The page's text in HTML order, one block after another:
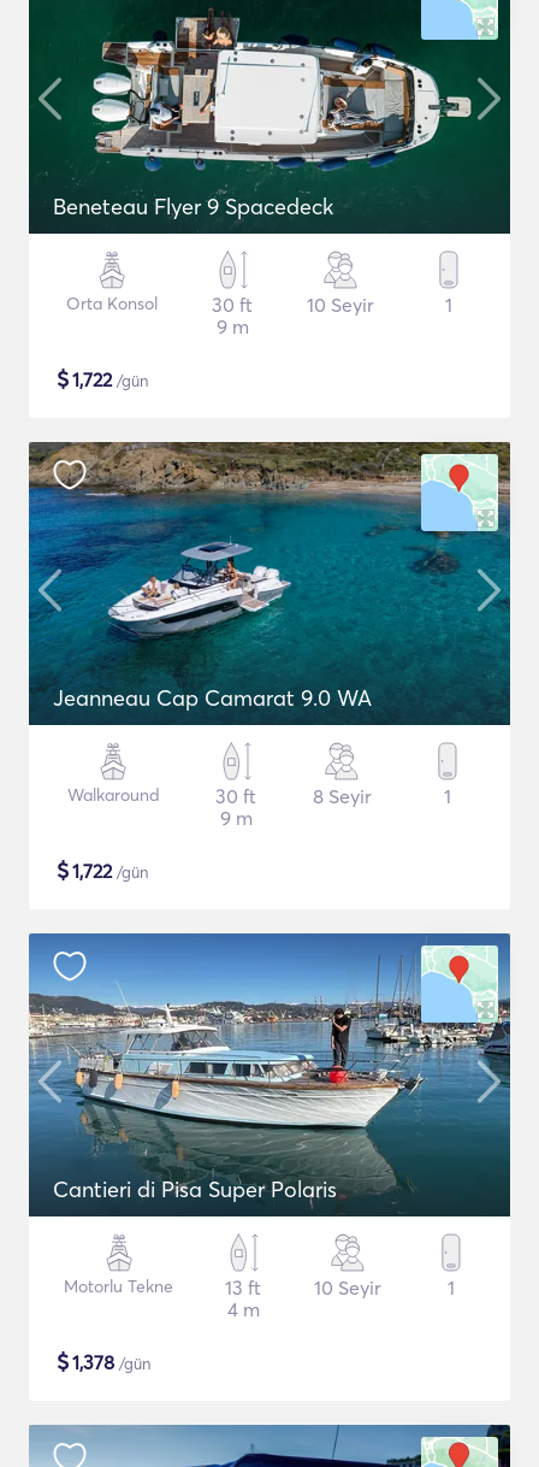
Beneteau Flyer 9 Spacedeck
Orta Konsol
30 ft
9 m
10 Seyir 1
$1,722/gün
Jeanneau Cap Camarat 9.0 WA
Walkaround
30 ft
9 m
8 Seyir 1
$1,722/gün
Cantieri di Pisa Super Polaris
Motorlu Tekne
13 ft
4 m
10 Seyir 1
$1,378 /gün